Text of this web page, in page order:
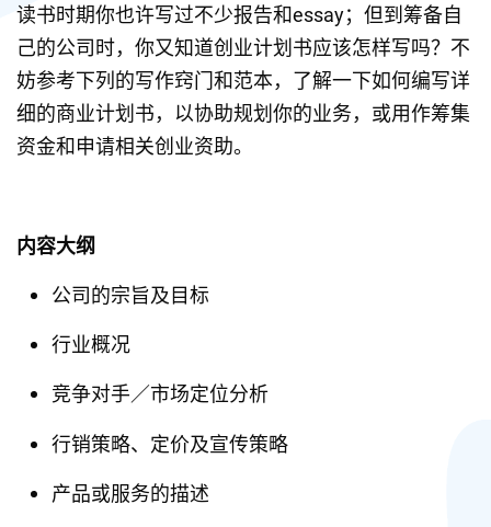
读书时期你也许写过不少报告和essay；但到筹备自
己的公司时，你又知道创业计划书应该怎样写吗？不
妨参考下列的写作窍门和范本，了解一下如何编写详
细的商业计划书，以协助规划你的业务，或用作筹集
资金和申请相关创业资助。
内容大纲
公司的宗旨及目标
行业概况
竞争对手／市场定位分析
行销策略、定价及宣传策略
产品或服务的描述